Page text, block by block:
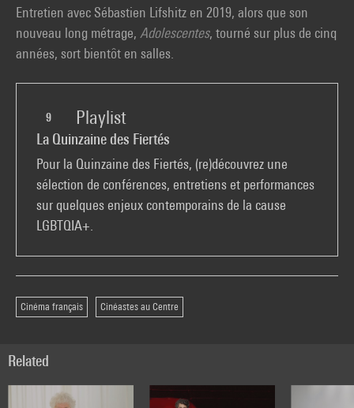
Entretien avec Sébastien Lifshitz en 2019, alors que son
nouveau long métrage, Adolescentes, tourné sur plus de cinq
années, sort bientôt en salles.
9 Playlist
La Quinzaine des Fiertés
Pour la Quinzaine des Fiertés, (re)découvrez une
sélection de conférences, entretiens et performances
sur quelques enjeux contemporains de la cause
LGBTQIA+.
Cinéma français Cinéastes au Centre
Related